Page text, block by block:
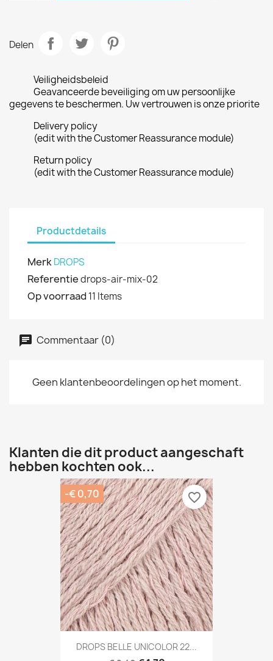
Delen
Veiligheidsbeleid
Geavanceerde beveiliging om uw persoonlijke
gegevens te beschermen. Uw vertrouwen is onze priorite
Delivery policy
(edit with the Customer Reassurance module)
Return policy
(edit with the Customer Reassurance module)
Productdetails
MerkDROPS
Referentiedrops-air-mix-02
Op voorraad 11 Items
Commentaar (0)
Geen klantenbeoordelingen op het moment.
Klanten die dit product aangeschaft
hebben kochten ook...
DROPS BELLE UNICOLOR 22...
-€ 0,70 favorite_border